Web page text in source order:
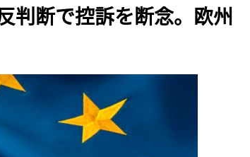
判断で控訴を断念。欧州